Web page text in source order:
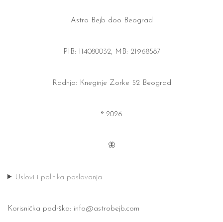
Astro Bejb doo Beograd
PIB: 114080032, MB: 21968587
Radnja: Kneginje Zorke 52 Beograd
® 2026
🦋
Uslovi i politika poslovanja
Korisnička podrška: info@astrobejb.com